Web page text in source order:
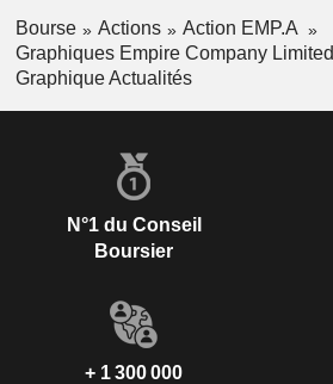
Bourse Actions
Action EMP.A
Graphiques Empire Company Limited
Graphique Actualités
N°1 du Conseil
Boursier
+ 1 300 000